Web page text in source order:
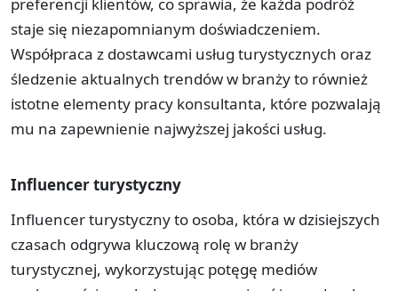
staje się niezapomnianym doświadczeniem.
Współpraca z dostawcami usług turystycznych oraz
śledzenie aktualnych trendów w branży to również
istotne elementy pracy konsultanta, które pozwalają
mu na zapewnienie najwyższej jakości usług.
Influencer turystyczny
Influencer turystyczny to osoba, która w dzisiejszych
czasach odgrywa kluczową rolę w branży
turystycznej, wykorzystując potęgę mediów